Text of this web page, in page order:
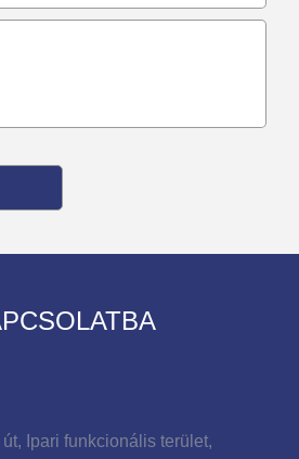
Ipari funkcionális terület,